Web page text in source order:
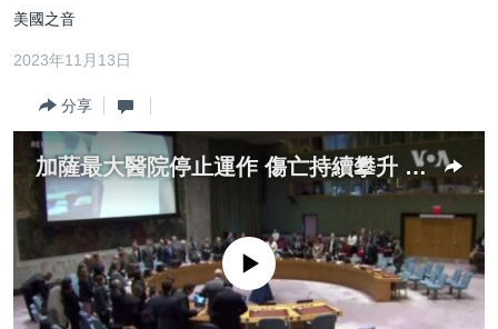
轉
內
到
航
到
海外港人
新聞自由
揭謊頻道
中國
國際
美國之音
2023年11月13日
分享
加薩最大醫院停止運作 傷亡持續攀升 歐盟譴責哈馬斯利用醫院做盾牌
No media source currently available